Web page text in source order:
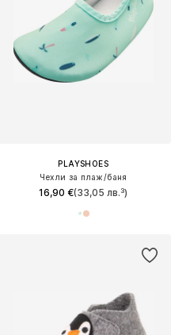
PLAYSHOES
Чехли за плаж/баня
16,90 €(33,05 лв.³)